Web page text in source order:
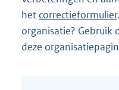
n
k
:
het correctieformulier
organisatie? Gebruik
deze